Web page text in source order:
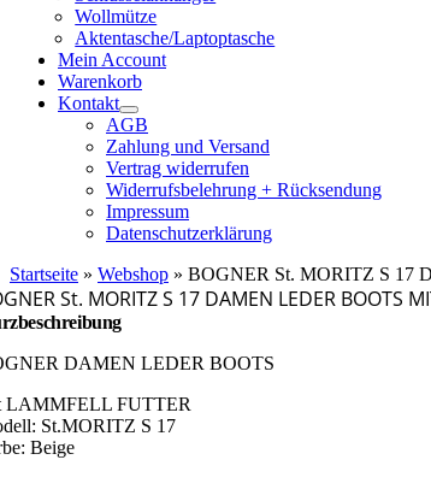
Wollmütze
Aktentasche/Laptoptasche
Mein Account
Warenkorb
Kontakt
AGB
Zahlung und Versand
Vertrag widerrufen
Widerrufsbelehrung + Rücksendung
Impressum
Datenschutzerklärung
Startseite » Webshop » BOGNER St. MORITZ S 17
St. MORITZ S 17 DAMEN LEDER BOOTS
DAMEN LEDER BOOTS
LAMMFELL FUTTER
St.MORITZ S 17
Beige